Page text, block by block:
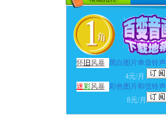
怀旧 风暴
黑白图片单音铃声
4元/月
迷彩风暴 彩色图片和弦铃声
8元/月